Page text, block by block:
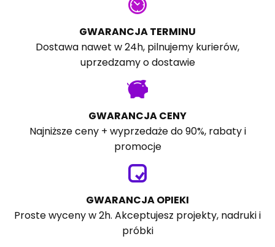
GWARANCJA TERMINU
Dostawa nawet w 24h, pilnujemy kurierów,
uprzedzamy o dostawie
GWARANCJA CENY
Najniższe ceny + wyprzedaże do 90%, rabaty i
promocje
GWARANCJA OPIEKI
Proste wyceny w 2h. Akceptujesz projekty, nadruki i
próbki